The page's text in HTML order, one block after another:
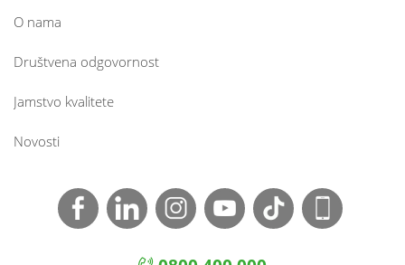
O nama
Društvena odgovornost
Jamstvo kvalitete
Novosti